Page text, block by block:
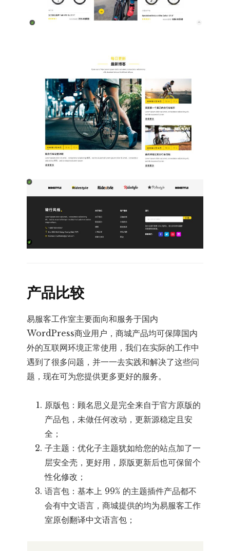
产品比较
易服客工作室主要面向和服务于国内
WordPress商业用户，商城产品均可保障国内
外的互联网环境正常使用，我们在实际的工作中
遇到了很多问题，并一一去实践和解决了这些问
题，现在可为您提供更多更好的服务。
原版包：顾名思义是完全来自于官方原版的
产品包，未做任何改动，更新源稳定且安
全；
子主题：优化子主题犹如给您的站点加了一
层安全壳，更好用，原版更新后也可保留个
性化修改；
语言包：基本上 99% 的主题插件产品都不
会有中文语言，商城提供的均为易服客工作
室原创翻译中文语言包；